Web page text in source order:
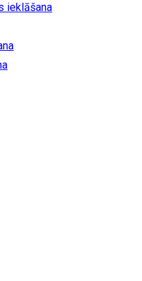
ieklāšana